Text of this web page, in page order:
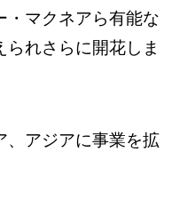
・マクネアら有能な
られさらに開花しま
、アジアに事業を拡